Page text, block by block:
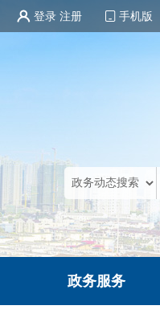
登录 注册 手机版
政务服务